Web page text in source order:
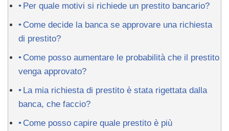
Per quale motivi si richiede un prestito bancario?
Come decide la banca se approvare una richiesta
di prestito?
Come posso aumentare le probabilità che il prestito
venga approvato?
La mia richiesta di prestito è stata rigettata dalla
banca, che faccio?
Come posso capire quale prestito è più